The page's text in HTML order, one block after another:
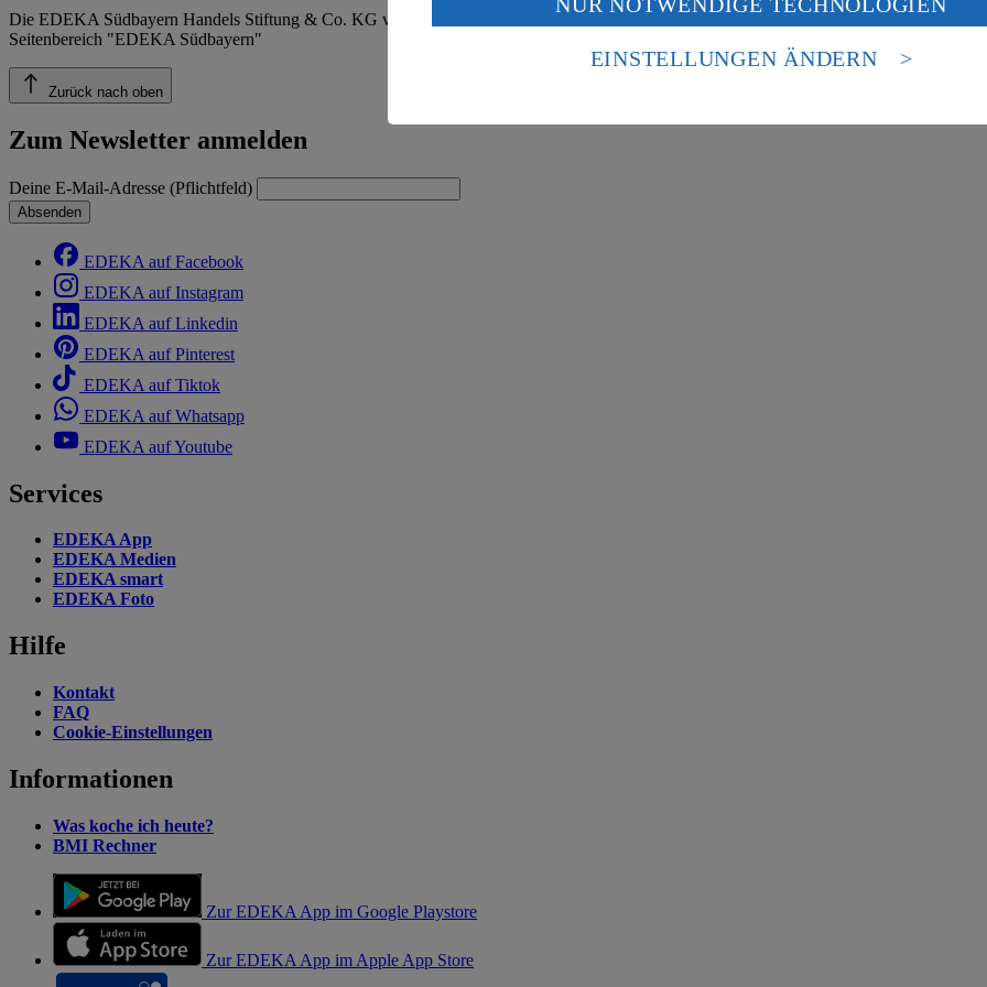
Die EDEKA Südbayern Handels Stiftung & Co. KG veröffentlicht insbesondere Inhalte zu den Bereichen:
Seitenbereich "EDEKA Südbayern"
Zurück nach oben
Zum Newsletter anmelden
Deine E-Mail-Adresse (Pflichtfeld)
Absenden
EDEKA auf Facebook
EDEKA auf Instagram
EDEKA auf Linkedin
EDEKA auf Pinterest
EDEKA auf Tiktok
EDEKA auf Whatsapp
EDEKA auf Youtube
Services
EDEKA App
EDEKA Medien
EDEKA smart
EDEKA Foto
Hilfe
Kontakt
FAQ
Cookie-Einstellungen
Informationen
Was koche ich heute?
BMI Rechner
Zur EDEKA App im Google Playstore
Zur EDEKA App im Apple App Store
ein, dass deine Daten in den USA verarbeitet werden. Der EuGH sieht die USA als
einem nach europäischen Standards nicht angemessenen Datenschutzniveau an. Es
Risiko eines Zugriffs durch US-amerikanische Behörden.
EINSTELLUNGEN ÄNDERN